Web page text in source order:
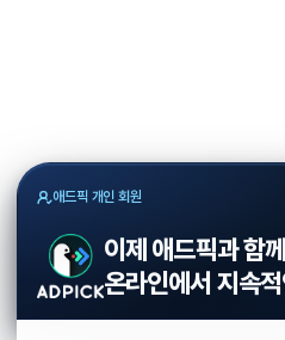
애드픽 개인 회원
이제 애드픽과 함께
온라인에서 지속